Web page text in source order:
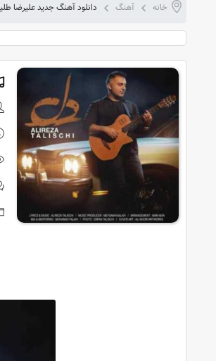
خانه آهنگ دانلود آهنگ جدید علیرضا